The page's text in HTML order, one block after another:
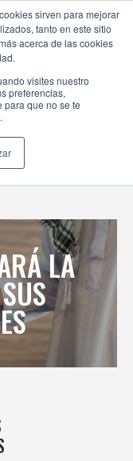
sirven para mejorar
tanto en este sitio
acerca de las cookies
visites nuestro
preferencias,
que no se te
LA